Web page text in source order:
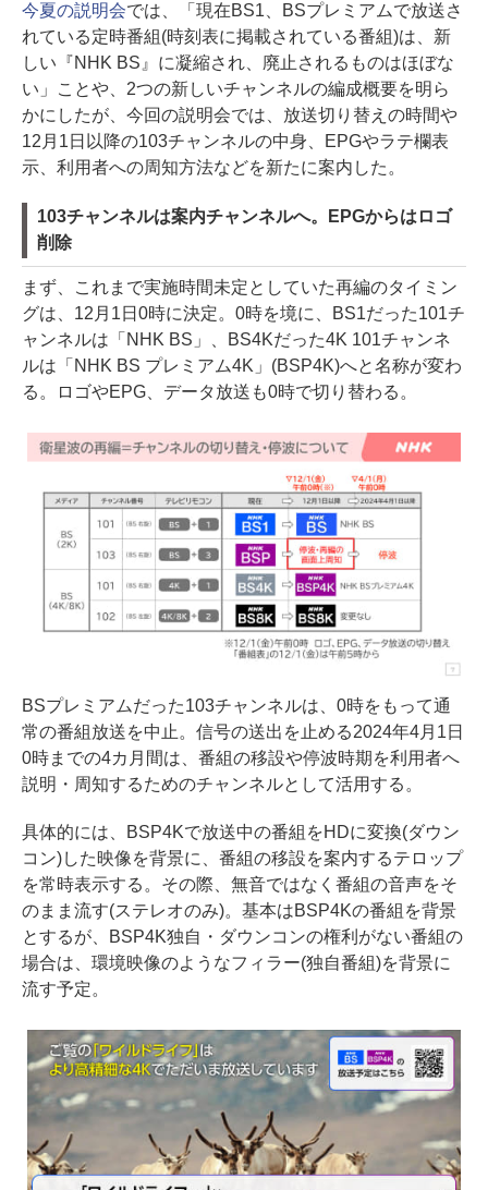
今夏の説明会では、「現在BS1、BSプレミアムで放送さ
れている定時番組(時刻表に掲載されている番組)は、新
しい『NHK BS』に凝縮され、廃止されるものはほぼな
い」ことや、2つの新しいチャンネルの編成概要を明ら
かにしたが、今回の説明会では、放送切り替えの時間や
12月1日以降の103チャンネルの中身、EPGやラテ欄表
示、利用者への周知方法などを新たに案内した。
103チャンネルは案内チャンネルへ。EPGからはロゴ
削除
まず、これまで実施時間未定としていた再編のタイミン
グは、12月1日0時に決定。0時を境に、BS1だった101チ
ャンネルは「NHK BS」、BS4Kだった4K 101チャンネ
ルは「NHK BS プレミアム4K」(BSP4K)へと名称が変わ
る。ロゴやEPG、データ放送も0時で切り替わる。
BSプレミアムだった103チャンネルは、0時をもって通
常の番組放送を中止。信号の送出を止める2024年4月1日
0時までの4カ月間は、番組の移設や停波時期を利用者へ
説明・周知するためのチャンネルとして活用する。
具体的には、BSP4Kで放送中の番組をHDに変換(ダウン
コン)した映像を背景に、番組の移設を案内するテロップ
を常時表示する。その際、無音ではなく番組の音声をそ
のまま流す(ステレオのみ)。基本はBSP4Kの番組を背景
とするが、BSP4K独自・ダウンコンの権利がない番組の
場合は、環境映像のようなフィラー(独自番組)を背景に
流す予定。